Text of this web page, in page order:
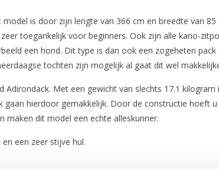
is door zijn lengte van 366 cm en breedte van
toegankelijk voor beginners. Ook zijn alle kano-
een hond. Dit type is dan ook een zogeheten
tochten zijn mogelijk al gaat dit wel
Met een gewicht van slechts 17.1
hierdoor gemakkelijk. Door de constructie hoeft
maken dit model een echte alleskunner.
een zeer stijve hul.
levertijden!